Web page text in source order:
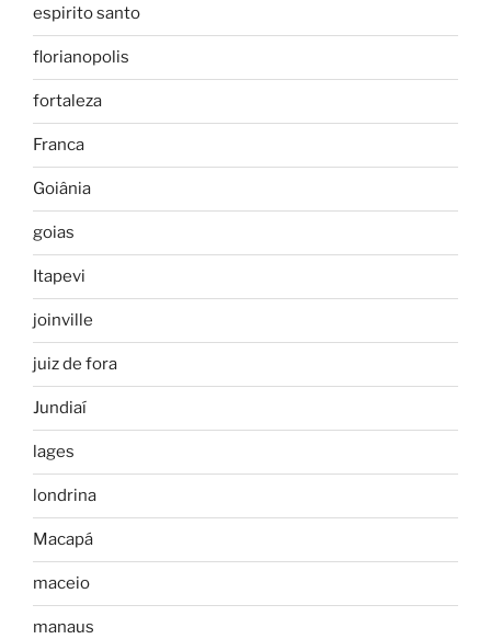
espirito santo
florianopolis
fortaleza
Franca
Goiânia
goias
Itapevi
joinville
juiz de fora
Jundiaí
lages
londrina
Macapá
maceio
manaus